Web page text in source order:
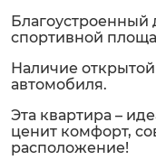
Благоустроенный
спортивной
Наличие
автомобиля.
Эта квартира –
ценит комфорт,
расположение!